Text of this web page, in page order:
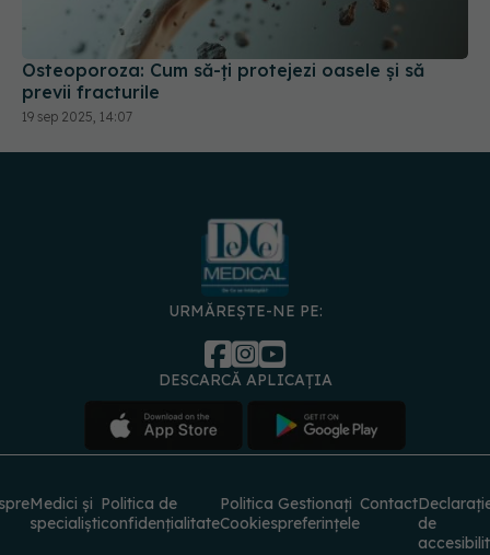
Osteoporoza: Cum să-ți protejezi oasele și să
previi fracturile
19 sep 2025, 14:07
URMĂREȘTE-NE PE:
DESCARCĂ APLICAȚIA
Medici și
specialiști
Politica de
confidențialitate
Politica
Cookies
Gestionați
preferințele
Contact
de